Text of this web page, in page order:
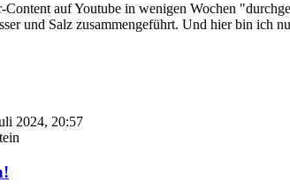
auf Youtube in wenigen Wochen
und Salz zusammengeführt. Und hier bin ich
2024, 20:57